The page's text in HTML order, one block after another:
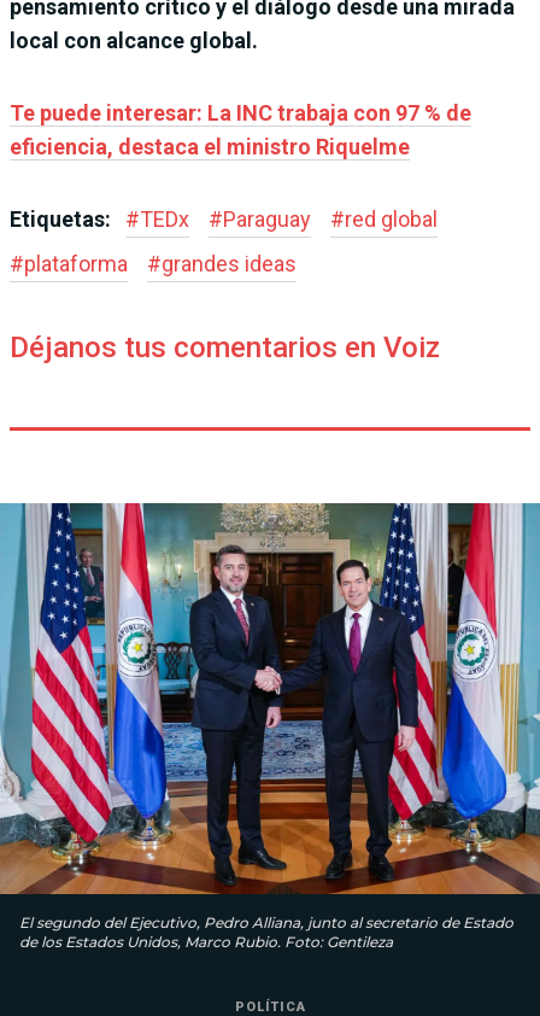
pensamiento crítico y el diálogo desde una mirada
local con alcance global.
Te puede interesar: La INC trabaja con 97 % de
eficiencia, destaca el ministro Riquelme
Etiquetas: #TEDx #Paraguay #red global
#plataforma #grandes ideas
Déjanos tus comentarios en Voiz
El segundo del Ejecutivo, Pedro Alliana, junto al secretario de Estado
de los Estados Unidos, Marco Rubio. Foto: Gentileza
POLÍTICA